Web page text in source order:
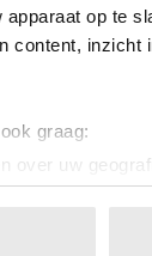
op te
content,
graag:
over uw
door het